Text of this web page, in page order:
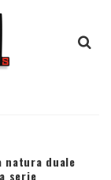
natura duale
serie